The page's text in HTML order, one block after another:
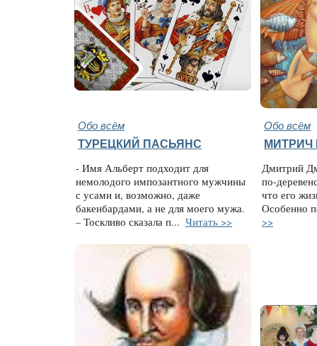
Обо всём Обо всём
ТУРЕЦКИЙ ПАСЬЯНС
- Имя Альберт подходит для
немолодого импозантного мужчины
с усами и, возможно, даже
бакенбардами, а не для моего мужа.
– Тоскливо сказала п... Читать >>
МИТРИЧ
Дмитрий
по-
что его
Особенно
>>